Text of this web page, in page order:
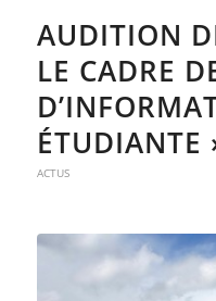
AUDITION
LE CADRE
ÉTUDIANTE
ACTUS